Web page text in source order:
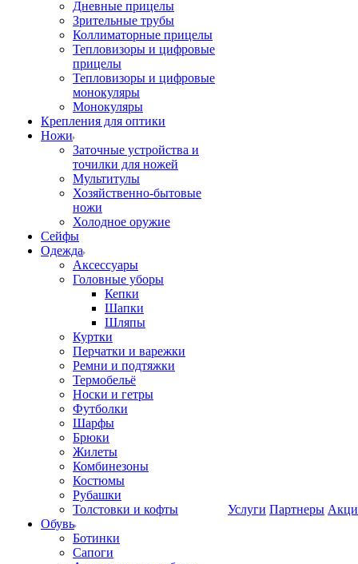
Дневные прицелы
Зрительные трубы
Коллиматорные прицелы
Тепловизоры и цифровые
прицелы
Тепловизоры и цифровые
монокуляры
Монокуляры
Крепления для оптики
Ножи
Заточные устройства и
точилки для ножей
Мультитулы
Хозяйственно-бытовые
ножи
Холодное оружие
Сейфы
Одежда
Аксессуары
Головные уборы
Кепки
Шапки
Шляпы
Куртки
Перчатки и варежки
Ремни и подтяжки
Термобельё
Носки и гетры
Футболки
Шарфы
Брюки
Жилеты
Комбинезоны
Костюмы
Рубашки
Толстовки и кофты
Обувь
Ботинки
Сапоги
Услуги Партнеры